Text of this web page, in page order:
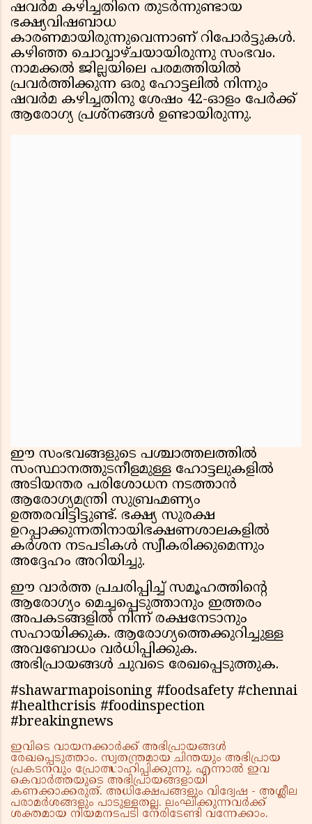
ഷവർമ കഴിച്ചതിനെ തുടർന്നുണ്ടായ
ഭക്ഷ്യവിഷബാധ
കാരണമായിരുന്നുവെന്നാണ് റിപോർട്ടുകൾ.
കഴിഞ്ഞ ചൊവ്വാഴ്ചയായിരുന്നു സംഭവം.
നാമക്കൽ ജില്ലയിലെ പരമത്തിയിൽ
പ്രവർത്തിക്കുന്ന ഒരു ഹോട്ടലിൽ നിന്നും
ഷവർമ കഴിച്ചതിനു ശേഷം 42-ഓളം പേർക്ക്
ആരോഗ്യ പ്രശ്‌നങ്ങൾ ഉണ്ടായിരുന്നു.
ഈ സംഭവങ്ങളുടെ പശ്ചാത്തലത്തിൽ
സംസ്ഥാനത്തുടനീളമുള്ള ഹോട്ടലുകളിൽ
അടിയന്തര പരിശോധന നടത്താൻ
ആരോഗ്യമന്ത്രി സുബ്രഹ്മണ്യം
ഉത്തരവിട്ടിട്ടുണ്ട്. ഭക്ഷ്യ സുരക്ഷ
ഉറപ്പാക്കുന്നതിനായിഭക്ഷണശാലകളിൽ
കർശന നടപടികൾ സ്വീകരിക്കുമെന്നും
അദ്ദേഹം അറിയിച്ചു.
ഈ വാർത്ത പ്രചരിപ്പിച്ച് സമൂഹത്തിന്റെ
ആരോഗ്യം മെച്ചപ്പെടുത്താനും ഇത്തരം
അപകടങ്ങളിൽ നിന്ന് രക്ഷനേടാനും
സഹായിക്കുക. ആരോഗ്യത്തെക്കുറിച്ചുള്ള
അവബോധം വർധിപ്പിക്കുക.
അഭിപ്രായങ്ങൾ ചുവടെ രേഖപ്പെടുത്തുക.
#shawarmapoisoning #foodsafety #chennai
#healthcrisis #foodinspection
#breakingnews
ഇവിടെ വായനക്കാർക്ക് അഭിപ്രായങ്ങൾ
രേഖപ്പെടുത്താം. സ്വതന്ത്രമായ ചിന്തയും അഭിപ്രായ
പ്രകടനവും പ്രോത്സാഹിപ്പിക്കുന്നു. എന്നാൽ ഇവ
കെവാർത്തയുടെ അഭിപ്രായങ്ങളായി
കണക്കാക്കരുത്. അധിക്ഷേപങ്ങളും വിദ്വേഷ - അശ്ലീല
പരാമർശങ്ങളും പാടുള്ളതല്ല. ലംഘിക്കുന്നവർക്ക്
ശക്തമായ നിയമനടപടി നേരിടേണ്ടി വന്നേക്കാം.